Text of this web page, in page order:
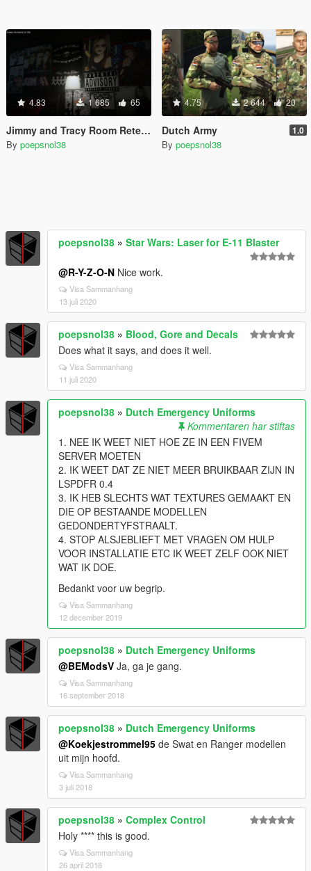
4.83 1 685 65
Jimmy and Tracy Room Retexture
By poepsnol38
4.75 2 644 20
Dutch Army 1.0
By poepsnol38
poepsnol38 » Star Wars: Laser for E-11 Blaster
@R-Y-Z-O-N Nice work.
Visa Sammanhang
13 juli 2020
poepsnol38 » Blood, Gore and Decals
Does what it says, and does it well.
Visa Sammanhang
11 juli 2020
poepsnol38 » Dutch Emergency Uniforms
Kommentaren har stiftas
1. NEE IK WEET NIET HOE ZE IN EEN FIVEM
SERVER MOETEN
2. IK WEET DAT ZE NIET MEER BRUIKBAAR ZIJN IN
LSPDFR 0.4
3. IK HEB SLECHTS WAT TEXTURES GEMAAKT EN
DIE OP BESTAANDE MODELLEN
GEDONDERTYFSTRAALT.
4. STOP ALSJEBLIEFT MET VRAGEN OM HULP
VOOR INSTALLATIE ETC IK WEET ZELF OOK NIET
WAT IK DOE.
Bedankt voor uw begrip.
Visa Sammanhang
12 december 2019
poepsnol38 » Dutch Emergency Uniforms
@BEModsV Ja, ga je gang.
Visa Sammanhang
16 september 2018
poepsnol38 » Dutch Emergency Uniforms
@Koekjestrommel95 de Swat en Ranger modellen
uit mijn hoofd.
Visa Sammanhang
3 juli 2018
poepsnol38 » Complex Control
Holy **** this is good.
Visa Sammanhang
26 april 2018